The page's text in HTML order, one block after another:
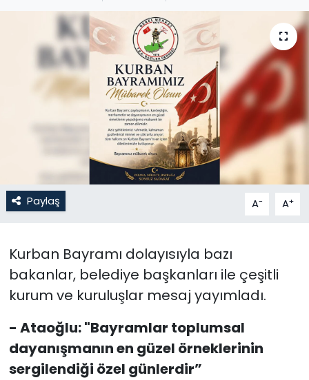
Paylaş A- A+
Kurban Bayramı dolayısıyla bazı
bakanlar, belediye başkanları ile çeşitli
kurum ve kuruluşlar mesaj yayımladı.
- Ataoğlu: "Bayramlar toplumsal
dayanışmanın en güzel örneklerinin
sergilendiği özel günlerdir”
Güncel
Gündem
KKTC
KKTC YEREL SEÇİM 2018
Kültür Sanat
Magazin
Nöbetçi Eczaneler
Otomobil Dünyası
Politika
SAĞLIK